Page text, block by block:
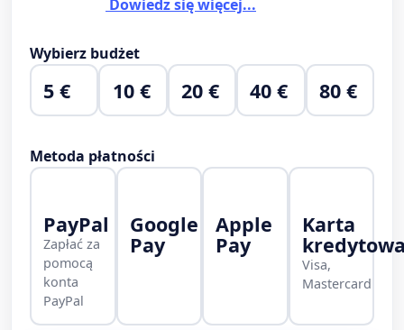
Dowiedz się więcej...
Wybierz budżet
5 € 10 € 20 € 40 € 80 €
Metoda płatności
PayPal
Zapłać za
pomocą
konta
PayPal
Google
Pay
Apple
Pay
Karta
Visa,
Mastercard